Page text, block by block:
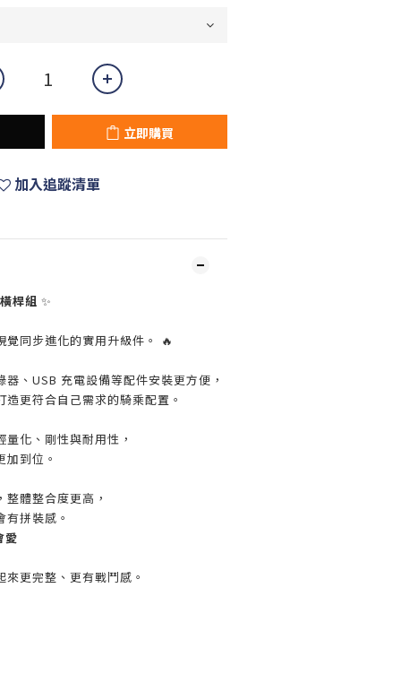
立即購買
加入追蹤清單
桿組 ✨
覺同步進化的實用升級件。 🔥
、USB 充電設備等配件安裝更方便，
更符合自己需求的騎乘配置。
化、剛性與耐用性，
到位。
體整合度更高，
拼裝感。
愛
更完整、更有戰鬥感。